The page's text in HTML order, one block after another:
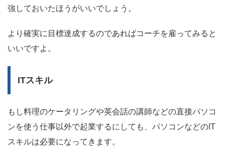
強しておいたほうがいいでしょう。
より確実に目標達成するのであればコーチを雇ってみると
いいですよ。
ITスキル
もし料理のケータリングや英会話の講師などの直接パソコ
ンを使う仕事以外で起業するにしても、パソコンなどのIT
スキルは必要になってきます。